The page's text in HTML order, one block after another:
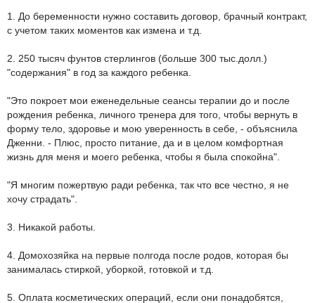
1. До беременности нужно составить договор, брачный контракт,
с учетом таких моментов как измена и т.д.
2. 250 тысяч фунтов стерлингов (больше 300 тыс.долл.)
"содержания" в год за каждого ребенка.
"Это покроет мои еженедельные сеансы терапии до и после
рождения ребенка, личного тренера для того, чтобы вернуть в
форму тело, здоровье и мою уверенность в себе, - объяснила
Дженни. - Плюс, просто питание, да и в целом комфортная
жизнь для меня и моего ребенка, чтобы я была спокойна".
"Я многим пожертвую ради ребенка, так что все честно, я не
хочу страдать".
3. Никакой работы.
4. Домохозяйка на первые полгода после родов, которая бы
занималась стиркой, уборкой, готовкой и т.д.
5. Оплата косметических операций, если они понадобятся,